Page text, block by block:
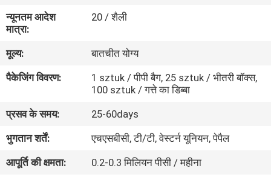
कारखाना
भ्रमण
गुणवत्ता
नियंत्रण
संपर्क
करें
न्यूनतम आदेश
मात्रा:
20 / शैली
मूल्य:
बातचीत योग्य
पैकेजिंग विवरण:
1 sztuk / पीपी बैग, 25 sztuk / भीतरी बॉक्स,
100 sztuk / गत्ते का डिब्बा
प्रसव के समय:
25-60days
भुगतान शर्तें:
एचएसबीसी, टी/टी, वेस्टर्न यूनियन, पेपैल
आपूर्ति की क्षमता:
0.2-0.3 मिलियन पीसी / महीना